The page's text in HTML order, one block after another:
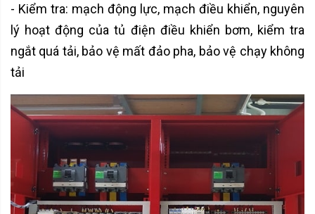
- Kiểm tra: mạch động lực, mạch điều khiển, nguyên
lý hoạt động của tủ điện điều khiển bơm, kiểm tra
ngắt quá tải, bảo vệ mất đảo pha, bảo vệ chạy không
tải